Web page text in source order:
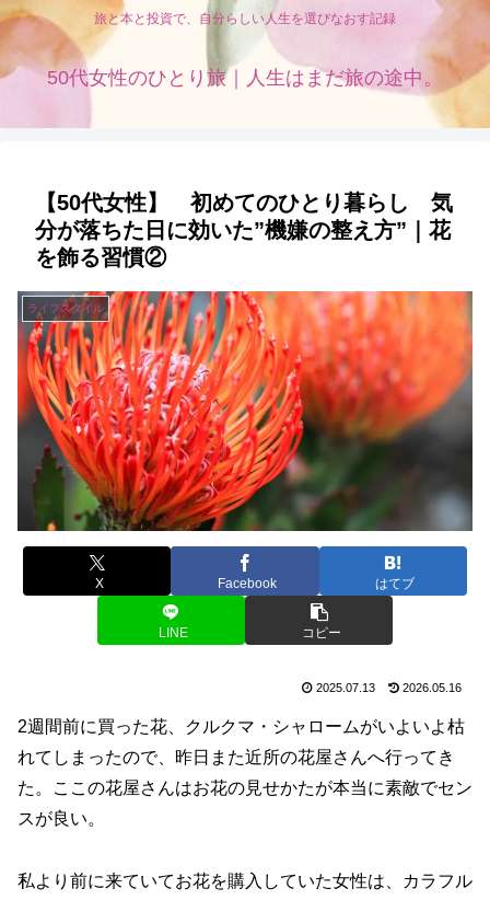
旅と本と投資で、自分らしい人生を選びなおす記録
50代女性のひとり旅｜人生はまだ旅の途中。
【50代女性】 初めてのひとり暮らし 気
分が落ちた日に効いた”機嫌の整え方”｜花
を飾る習慣②
ライフスタイル
X Facebook はてブ
LINE コピー
2025.07.13 2026.05.16
2週間前に買った花、クルクマ・シャロームがいよいよ枯
れてしまったので、昨日また近所の花屋さんへ行ってき
た。ここの花屋さんはお花の見せかたが本当に素敵でセン
スが良い。
私より前に来ていてお花を購入していた女性は、カラフル